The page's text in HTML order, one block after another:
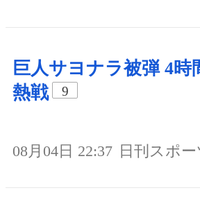
巨人サヨナラ被弾 4時
熱戦
9
08月04日 22:37 日刊スポー